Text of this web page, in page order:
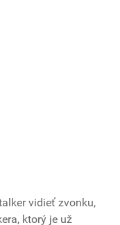
vidieť zvonku,
ktorý je už